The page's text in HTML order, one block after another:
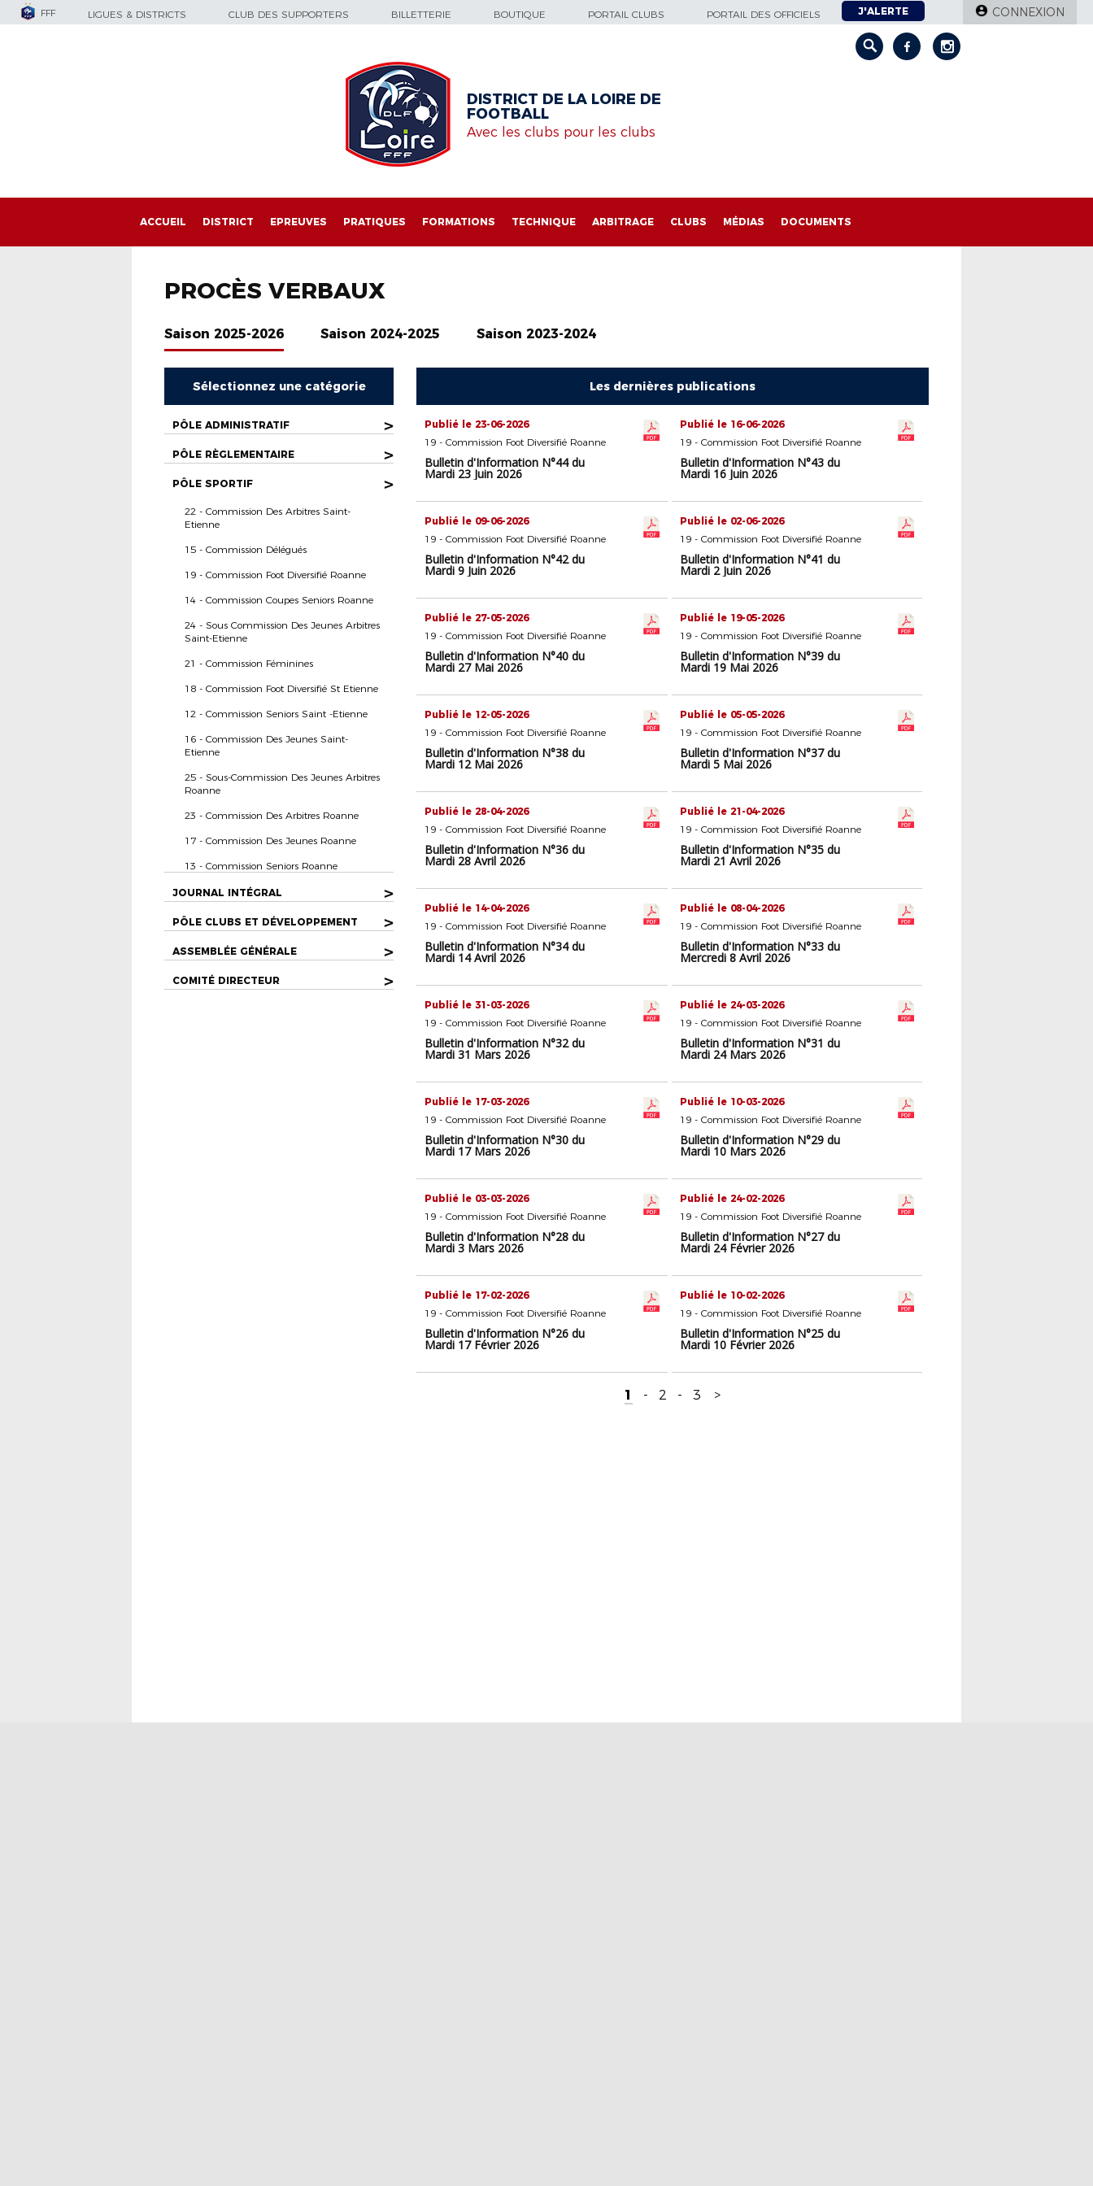
FFF LIGUES & DISTRICTS CLUB DES SUPPORTERS BILLETTERIE BOUTIQUE PORTAIL CLUBS PORTAIL DES OFFICIELS J'ALERTE CONNEXION
DISTRICT DE LA LOIRE DE
FOOTBALL
Avec les clubs pour les clubs
ACCUEIL DISTRICT EPREUVES PRATIQUES FORMATIONS TECHNIQUE ARBITRAGE CLUBS MÉDIAS DOCUMENTS
PROCÈS VERBAUX
Saison 2025-2026 Saison 2024-2025 Saison 2023-2024
Sélectionnez une catégorie
PÔLE ADMINISTRATIF >
PÔLE RÈGLEMENTAIRE >
PÔLE SPORTIF >
22 - Commission Des Arbitres Saint-
Etienne
15 - Commission Délégués
19 - Commission Foot Diversifié Roanne
14 - Commission Coupes Seniors Roanne
24 - Sous Commission Des Jeunes Arbitres
Saint-Etienne
21 - Commission Féminines
18 - Commission Foot Diversifié St Etienne
12 - Commission Seniors Saint -Etienne
16 - Commission Des Jeunes Saint-
Etienne
25 - Sous-Commission Des Jeunes Arbitres
Roanne
23 - Commission Des Arbitres Roanne
17 - Commission Des Jeunes Roanne
13 - Commission Seniors Roanne
JOURNAL INTÉGRAL >
PÔLE CLUBS ET DÉVELOPPEMENT >
ASSEMBLÉE GÉNÉRALE >
COMITÉ DIRECTEUR >
Les dernières publications
Publié le 23-06-2026
19 - Commission Foot Diversifié Roanne
Bulletin d'Information N°44 du
Mardi 23 Juin 2026
Publié le 16-06-2026
19 - Commission Foot Diversifié Roanne
Bulletin d'Information N°43 du
Mardi 16 Juin 2026
Publié le 09-06-2026
19 - Commission Foot Diversifié Roanne
Bulletin d'Information N°42 du
Mardi 9 Juin 2026
Publié le 02-06-2026
19 - Commission Foot Diversifié Roanne
Bulletin d'Information N°41 du
Mardi 2 Juin 2026
Publié le 27-05-2026
19 - Commission Foot Diversifié Roanne
Bulletin d'Information N°40 du
Mardi 27 Mai 2026
Publié le 19-05-2026
19 - Commission Foot Diversifié Roanne
Bulletin d'Information N°39 du
Mardi 19 Mai 2026
Publié le 12-05-2026
19 - Commission Foot Diversifié Roanne
Bulletin d'Information N°38 du
Mardi 12 Mai 2026
Publié le 05-05-2026
19 - Commission Foot Diversifié Roanne
Bulletin d'Information N°37 du
Mardi 5 Mai 2026
Publié le 28-04-2026
19 - Commission Foot Diversifié Roanne
Bulletin d'Information N°36 du
Mardi 28 Avril 2026
Publié le 21-04-2026
19 - Commission Foot Diversifié Roanne
Bulletin d'Information N°35 du
Mardi 21 Avril 2026
Publié le 14-04-2026
19 - Commission Foot Diversifié Roanne
Bulletin d'Information N°34 du
Mardi 14 Avril 2026
Publié le 08-04-2026
19 - Commission Foot Diversifié Roanne
Bulletin d'Information N°33 du
Mercredi 8 Avril 2026
Publié le 31-03-2026
19 - Commission Foot Diversifié Roanne
Bulletin d'Information N°32 du
Mardi 31 Mars 2026
Publié le 24-03-2026
19 - Commission Foot Diversifié Roanne
Bulletin d'Information N°31 du
Mardi 24 Mars 2026
Publié le 17-03-2026
19 - Commission Foot Diversifié Roanne
Bulletin d'Information N°30 du
Mardi 17 Mars 2026
Publié le 10-03-2026
19 - Commission Foot Diversifié Roanne
Bulletin d'Information N°29 du
Mardi 10 Mars 2026
Publié le 03-03-2026
19 - Commission Foot Diversifié Roanne
Bulletin d'Information N°28 du
Mardi 3 Mars 2026
Publié le 24-02-2026
19 - Commission Foot Diversifié Roanne
Bulletin d'Information N°27 du
Mardi 24 Février 2026
Publié le 17-02-2026
19 - Commission Foot Diversifié Roanne
Bulletin d'Information N°26 du
Mardi 17 Février 2026
Publié le 10-02-2026
19 - Commission Foot Diversifié Roanne
Bulletin d'Information N°25 du
Mardi 10 Février 2026
1 - 2 - 3 >